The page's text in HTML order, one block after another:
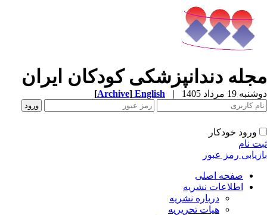
دندانپزشکی کودکان ایران
19 مرداد 1405 |
English
[Archive]
ورود خودکار
نام
رمز عبور
صفحه اصلی
اطلاعات نشریه
درباره نشریه
هیات تحریریه